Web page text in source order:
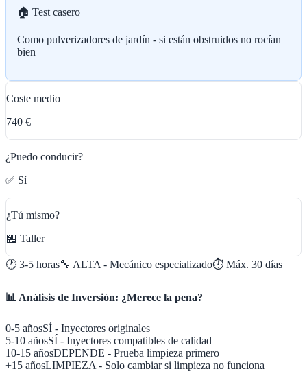
🏠 Test casero
Como pulverizadores de jardín - si están obstruidos no rocían
bien
Coste medio
740 €
¿Puedo conducir?
✅ Sí
¿Tú mismo?
🏪 Taller
🕐 3-5 horas🔧 ALTA - Mecánico especializado⏱️ Máx. 30 días
📊 Análisis de Inversión: ¿Merece la pena?
0-5 añosSÍ - Inyectores originales
5-10 añosSÍ - Inyectores compatibles de calidad
10-15 añosDEPENDE - Prueba limpieza primero
+15 añosLIMPIEZA - Solo cambiar si limpieza no funciona